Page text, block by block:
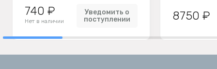
740 ₽
Нет в наличии
Уведомить о
поступлении
8750 ₽